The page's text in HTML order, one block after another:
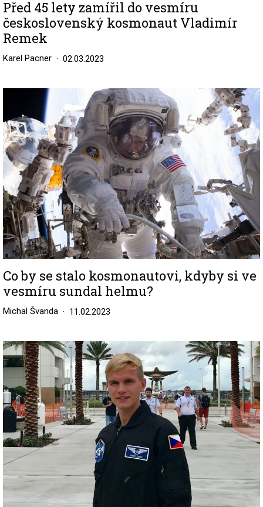
Před 45 lety zamířil do vesmíru
československý kosmonaut Vladimír
Remek
Karel Pacner 02.03.2023
Co by se stalo kosmonautovi, kdyby si ve
vesmíru sundal helmu?
Michal Švanda 11.02.2023
Image